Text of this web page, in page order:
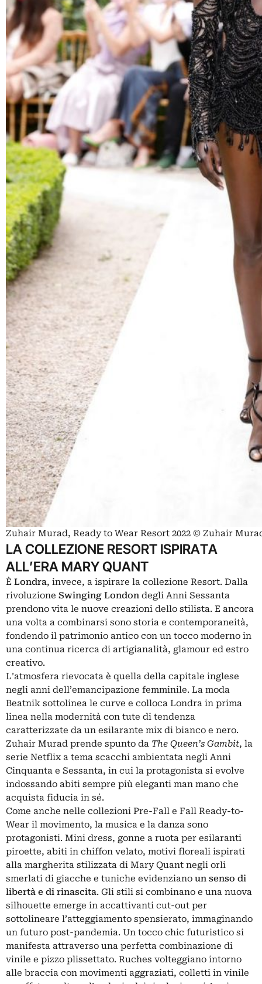
Zuhair Murad, Ready to Wear Resort 2022 © Zuhair
LA COLLEZIONE RESORT ISPIRATA
ALL’ERA MARY QUANT
È Londra, invece, a ispirare la collezione Resort. Dalla
rivoluzione Swinging London degli Anni Sessanta
prendono vita le nuove creazioni dello stilista. E ancora
una volta a combinarsi sono storia e contemporaneità,
fondendo il patrimonio antico con un tocco moderno in
una continua ricerca di artigianalità, glamour ed estro
creativo.
L’atmosfera rievocata è quella della capitale inglese
negli anni dell’emancipazione femminile. La moda
Beatnik sottolinea le curve e colloca Londra in prima
linea nella modernità con tute di tendenza
caratterizzate da un esilarante mix di bianco e nero.
Zuhair Murad prende spunto da The Queen’s Gambit, la
serie Netflix a tema scacchi ambientata negli Anni
Cinquanta e Sessanta, in cui la protagonista si evolve
indossando abiti sempre più eleganti man mano che
acquista fiducia in sé.
Come anche nelle collezioni Pre-Fall e Fall Ready-to-
Wear il movimento, la musica e la danza sono
protagonisti. Mini dress, gonne a ruota per esilaranti
piroette, abiti in chiffon velato, motivi floreali ispirati
alla margherita stilizzata di Mary Quant negli orli
smerlati di giacche e tuniche evidenziano un senso di
libertà e di rinascita. Gli stili si combinano e una nuova
silhouette emerge in accattivanti cut-out per
sottolineare l’atteggiamento spensierato, immaginando
un futuro post-pandemia. Un tocco chic futuristico si
manifesta attraverso una perfetta combinazione di
vinile e pizzo plissettato. Ruches volteggiano intorno
alle braccia con movimenti aggraziati, colletti in vinile